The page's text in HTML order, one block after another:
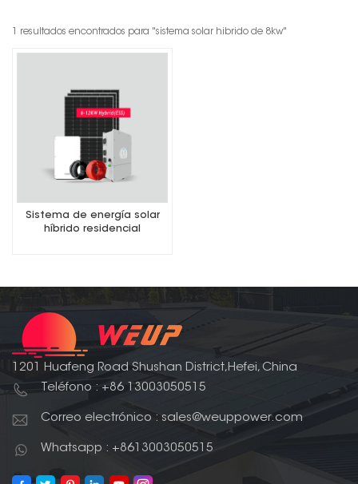
1 resultados encontrados para "sistema solar hibrido de 8kw"
Sistema de energía solar
híbrido residencial
1201 Huafeng Road Shushan District,Hefei, China
Teléfono : +86 13003050515
Correo electrónico : sales@weuppower.com
Whatsapp : +8613003050515